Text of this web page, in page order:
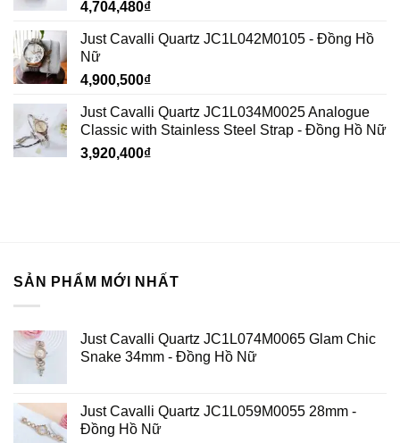
4,704,480₫
Just Cavalli Quartz JC1L042M0105 - Đồng Hồ
Nữ
4,900,500₫
Just Cavalli Quartz JC1L034M0025 Analogue
Classic with Stainless Steel Strap - Đồng Hồ Nữ
3,920,400₫
SẢN PHẨM MỚI NHẤT
Just Cavalli Quartz JC1L074M0065 Glam Chic
Snake 34mm - Đồng Hồ Nữ
Just Cavalli Quartz JC1L059M0055 28mm -
Đồng Hồ Nữ